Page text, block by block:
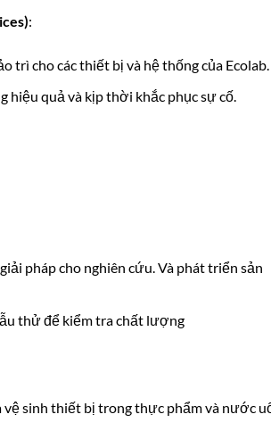
:
trì cho các thiết bị và hệ thống của Ecolab.
hiệu quả và kịp thời khắc phục sự cố.
pháp cho nghiên cứu. Và phát triển sản
thử để kiểm tra chất lượng
sinh thiết bị trong thực phẩm và nước